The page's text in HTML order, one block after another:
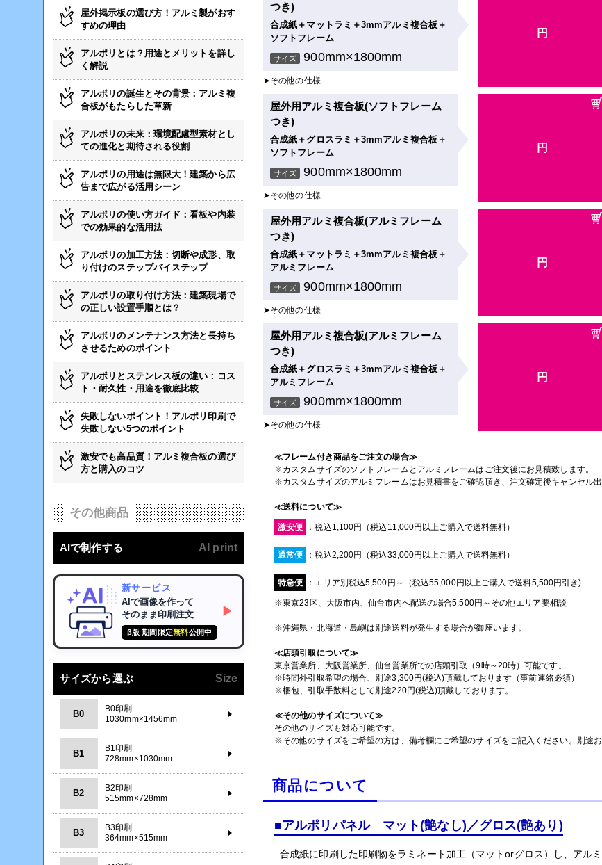
つき)
合成紙＋マットラミ＋3mmアルミ複合板＋
ソフトフレーム
サイズ 900mm×1800mm
➤その他の仕様
円
屋外用アルミ複合板(ソフトフレーム
つき)
合成紙＋グロスラミ＋3mmアルミ複合板＋
ソフトフレーム
サイズ 900mm×1800mm
➤その他の仕様
円
屋外用アルミ複合板(アルミフレーム
つき)
合成紙＋マットラミ＋3mmアルミ複合板＋
アルミフレーム
サイズ 900mm×1800mm
➤その他の仕様
円
屋外用アルミ複合板(アルミフレーム
つき)
合成紙＋グロスラミ＋3mmアルミ複合板＋
アルミフレーム
サイズ 900mm×1800mm
➤その他の仕様
円
≪フレーム付き商品をご注文の場合≫
※カスタムサイズのソフトフレームとアルミフレームはご注文後にお見積致します。
※カスタムサイズのアルミフレームはお見積書をご確認頂き、注文確定後キャンセル
≪送料について≫
激安便 ：税込1,100円（税込11,000円以上ご購入で送料無料）
通常便 ：税込2,200円（税込33,000円以上ご購入で送料無料）
特急便 ：エリア別税込5,500円～（税込55,000円以上ご購入で送料5,500円引き)
※東京23区、大阪市内、仙台市内へ配送の場合5,500円～その他エリア要相談
※沖縄県・北海道・島嶼は別途送料が発生する場合が御座います。
≪店頭引取について≫
東京営業所、大阪営業所、仙台営業所での店頭引取（9時～20時）可能です。
※時間外引取希望の場合、別途3,300円(税込)頂戴しております（事前連絡必須）
※梱包、引取手数料として別途220円(税込)頂戴しております。
≪その他のサイズについて≫
その他のサイズも対応可能です。
※その他のサイズをご希望の方は、備考欄にご希望のサイズをご記入ください。別途お
商品について
■アルポリパネル マット(艶なし)／グロス(艶あり)
合成紙に印刷した印刷物をラミネート加工（マットorグロス）し、アル
屋外掲示板の選び方！アルミ製がおす
すめの理由
アルポリとは？用途とメリットを詳し
く解説
アルポリの誕生とその背景：アルミ複
合板がもたらした革新
アルポリの未来：環境配慮型素材とし
ての進化と期待される役割
アルポリの用途は無限大！建築から広
告まで広がる活用シーン
アルポリの使い方ガイド：看板や内装
での効果的な活用法
アルポリの加工方法：切断や成形、取
り付けのステップバイステップ
アルポリの取り付け方法：建築現場で
の正しい設置手順とは？
アルポリのメンテナンス方法と長持ち
させるためのポイント
アルポリとステンレス板の違い：コス
ト・耐久性・用途を徹底比較
失敗しないポイント！アルポリ印刷で
失敗しない5つのポイント
激安でも高品質！アルミ複合板の選び
方と購入のコツ
その他商品
AIで制作する AI print
新サービス
AIで画像を作って
そのまま印刷注文
β版 期間限定無料公開中
▶
サイズから選ぶ Size
B0
B0印刷
1030mm×1456mm
B1
B1印刷
728mm×1030mm
B2
B2印刷
515mm×728mm
B3
B3印刷
364mm×515mm